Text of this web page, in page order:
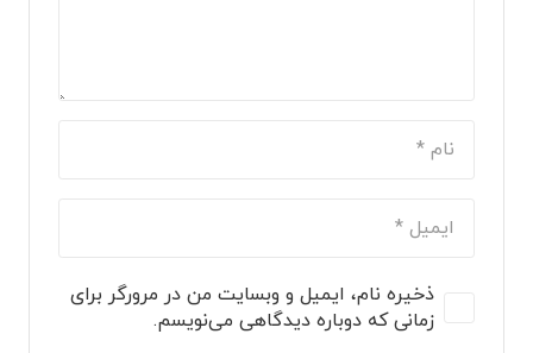
ذخیره نام، ایمیل و وبسایت من در مرورگر برای
زمانی که دوباره دیدگاهی می‌نویسم.